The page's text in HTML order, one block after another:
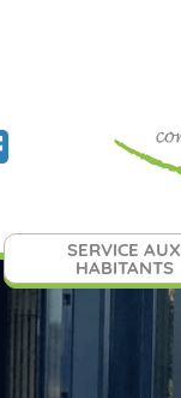
SERVICE AUX
HABITANTS